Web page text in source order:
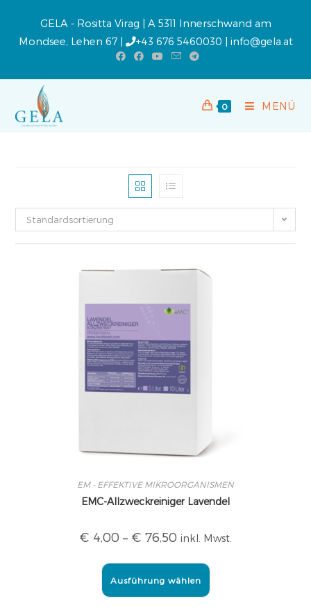
GELA - Rositta Virag | A 5311 Innerschwand am
Mondsee, Lehen 67 |
+43 676 5460030 | info@gela.at
0 MENÜ
Standardsortierung
EM - EFFEKTIVE MIKROORGANISMEN
EMC-Allzweckreiniger Lavendel
€ 4,00 – € 76,50 inkl. Mwst.
Ausführung wählen